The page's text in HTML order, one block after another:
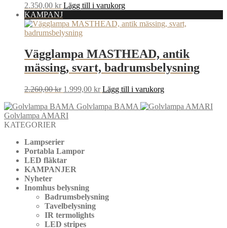
2.350,00 kr Lägg till i varukorg
KAMPANJ
Vägglampa MASTHEAD, antik
mässing, svart, badrumsbelysning
2.260,00kr Det
priset
var:
1.999,00 krDet
priset
Lägg till i varukorg
Golvlampa BAMA
Golvlampa AMARI
KATEGORIER
Lampserier
Portabla Lampor
LED fläktar
KAMPANJER
Nyheter
Inomhus belysning
Badrumsbelysning
Tavelbelysning
IR termolights
LED stripes